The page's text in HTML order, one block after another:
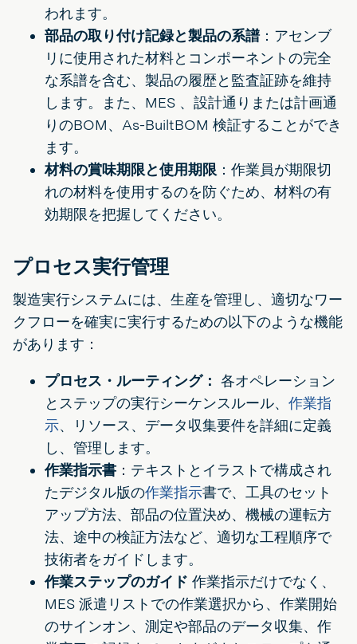
われます。
部品の取り付け記録と製品の系譜：アセンブ
リに使用された材料とコンポーネントの完全
な系譜を含む、製品の履歴と監査証跡を維持
します。また、MES 、設計通りまたは計画通
りのBOM、As-BuiltBOM 検証することができ
ます。
材料の賞味期限と使用期限 ：作業員が期限切
れの材料を使用するのを防ぐため、材料の有
効期限を把握してください。
プロセス実行管理
製造実行システムには、生産を管理し、適切なワー
クフローを確実に実行するための以下のような機能
があります：
プロセス・ルーティング： 各オペレーション
とステップの実行シーケンスルール、 作業指
示、リソース、データ収集要件を詳細に定義
し、管理します。
作業指示書 ：テキストとイラストで構成され
たデジタル版の作業指示書で、工具のセット
アップ方法、部品の位置決め、機械の運転方
法、途中の検証方法など、適切な工程順序で
技術者をガイドします。
作業ステップのガイド 作業指示だけでなく、
MES 派遣リストでの作業選択から、作業開始
のサインオン、測定や部品のデータ収集、作